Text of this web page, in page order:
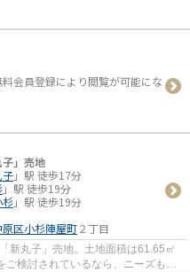
会員登録により閲覧が可能にな
」売地
子」駅 徒歩17分
」駅 徒歩19分
杉」駅 徒歩19分
原区小杉陣屋町２丁目
新丸子」売地。土地面積は61.65㎡
ご検討されているなら、ニーズも高